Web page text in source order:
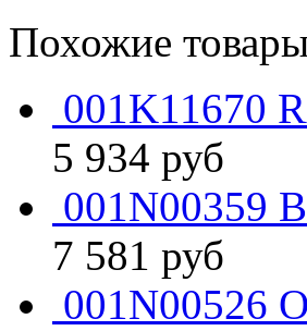
Похожие
001K11670
5 934 руб
001N00359
7 581 руб
001N00526